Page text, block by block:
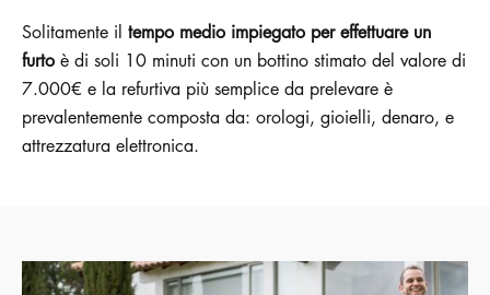
Solitamente il tempo medio impiegato per effettuare un
furto è di soli 10 minuti con un bottino stimato del valore di
7.000€ e la refurtiva più semplice da prelevare è
prevalentemente composta da: orologi, gioielli, denaro, e
attrezzatura elettronica.